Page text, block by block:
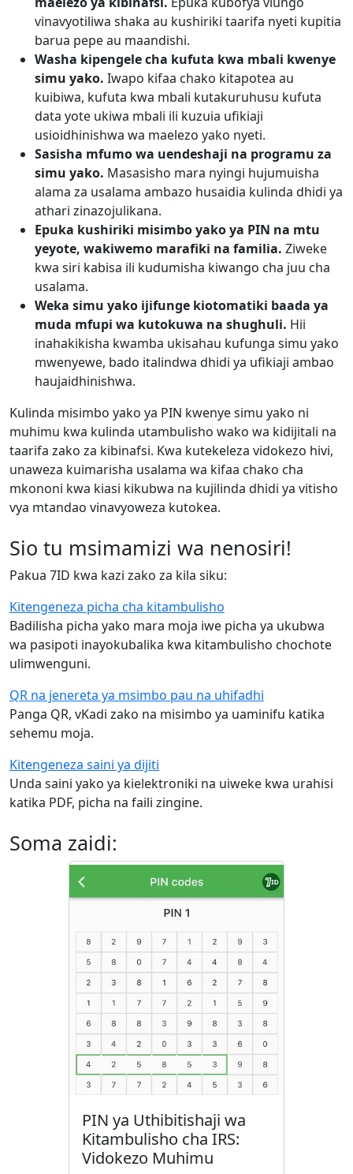
vinavyotiliwa shaka au kushiriki taarifa nyeti kupitia
barua pepe au maandishi.
Washa kipengele cha kufuta kwa mbali kwenye
simu yako. Iwapo kifaa chako kitapotea au
kuibiwa, kufuta kwa mbali kutakuruhusu kufuta
data yote ukiwa mbali ili kuzuia ufikiaji
usioidhinishwa wa maelezo yako nyeti.
Sasisha mfumo wa uendeshaji na programu za
simu yako. Masasisho mara nyingi hujumuisha
alama za usalama ambazo husaidia kulinda dhidi ya
athari zinazojulikana.
Epuka kushiriki misimbo yako ya PIN na mtu
yeyote, wakiwemo marafiki na familia. Ziweke
kwa siri kabisa ili kudumisha kiwango cha juu cha
usalama.
Weka simu yako ijifunge kiotomatiki baada ya
muda mfupi wa kutokuwa na shughuli. Hii
inahakikisha kwamba ukisahau kufunga simu yako
mwenyewe, bado italindwa dhidi ya ufikiaji ambao
haujaidhinishwa.
Kulinda misimbo yako ya PIN kwenye simu yako ni
muhimu kwa kulinda utambulisho wako wa kidijitali na
taarifa zako za kibinafsi. Kwa kutekeleza vidokezo hivi,
unaweza kuimarisha usalama wa kifaa chako cha
mkononi kwa kiasi kikubwa na kujilinda dhidi ya vitisho
vya mtandao vinavyoweza kutokea.
Sio tu msimamizi wa nenosiri!
Pakua 7ID kwa kazi zako za kila siku:
Kitengeneza picha cha kitambulisho
Badilisha picha yako mara moja iwe picha ya ukubwa
wa pasipoti inayokubalika kwa kitambulisho chochote
ulimwenguni.
QR na jenereta ya msimbo pau na uhifadhi
Panga QR, vKadi zako na misimbo ya uaminifu katika
sehemu moja.
Kitengeneza saini ya dijiti
Unda saini yako ya kielektroniki na uiweke kwa urahisi
katika PDF, picha na faili zingine.
Soma zaidi:
PIN ya Uthibitishaji wa
Kitambulisho cha IRS:
Vidokezo Muhimu